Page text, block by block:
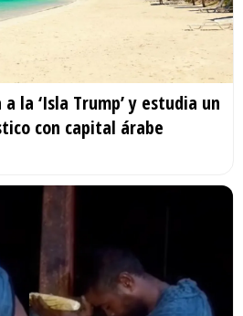
la ‘Isla Trump’ y estudia un
con capital árabe